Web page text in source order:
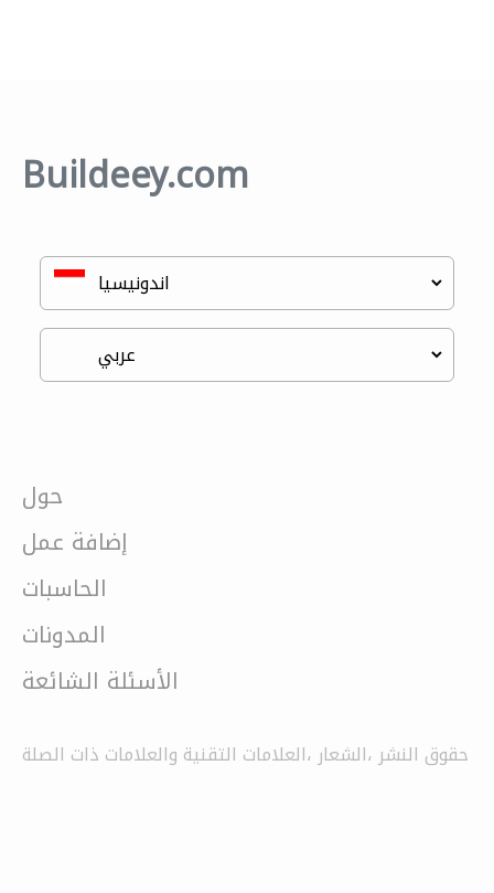
Buildeey.com
حول
إضافة عمل
الحاسبات
المدونات
الأسئلة الشائعة
حقوق النشر ،الشعار ،العلامات التقنية والعلامات ذات الصلة